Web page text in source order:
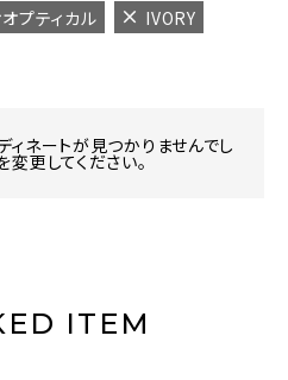
プティカル
IVORY
ネートが見つかりませんでし
変更してください。
ITEM